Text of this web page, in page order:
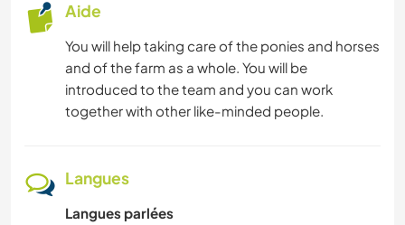
Aide
You will help taking care of the ponies and horses
and of the farm as a whole. You will be
introduced to the team and you can work
together with other like-minded people.
Langues
Langues parlées